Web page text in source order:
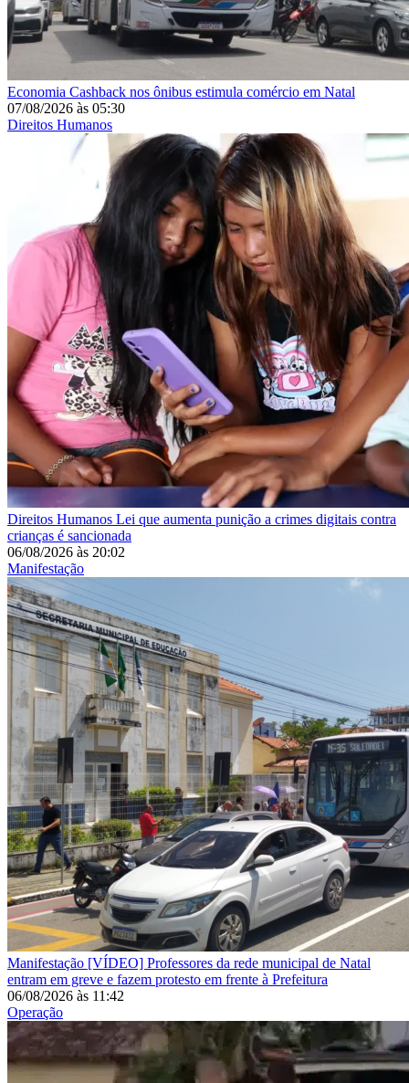
Economia Cashback nos ônibus estimula comércio em Natal
07/08/2026 às 05:30
Direitos Humanos
Direitos Humanos Lei que aumenta punição a crimes digitais contra
crianças é sancionada
06/08/2026 às 20:02
Manifestação
Manifestação [VÍDEO] Professores da rede municipal de Natal
entram em greve e fazem protesto em frente à Prefeitura
06/08/2026 às 11:42
Operação